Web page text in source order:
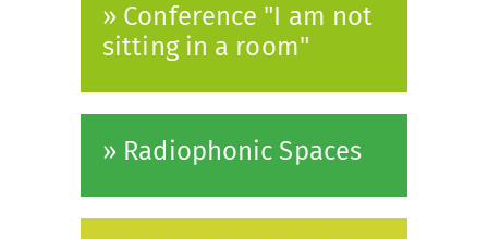
» Conference "I am not
sitting in a room"
» Radiophonic Spaces